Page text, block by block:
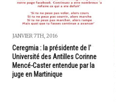
JANVIER 7TH, 2016
Ceregmia : la présidente de l'
Université des Antilles Corinne
Mencé-Caster entendue par la
juge en Martinique